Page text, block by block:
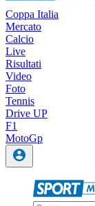
Coppa Italia
Mercato
Calcio
Live
Risultati
Video
Foto
Tennis
Drive UP
F1
MotoGp